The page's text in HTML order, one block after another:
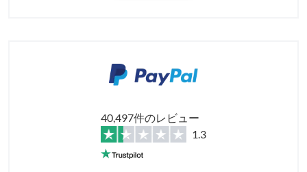
40,497件のレビュー
1.3